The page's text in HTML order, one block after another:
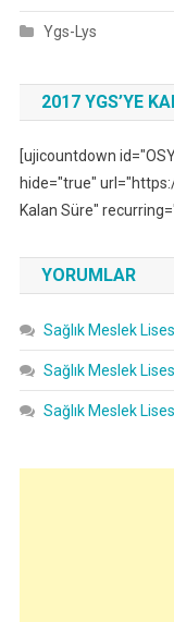
Ygs-Lys
2017 YGS’YE
[ujicountdown
hide="true"
Kalan Süre"
YORUMLAR
Sağlık Meslek
Sağlık Meslek
Sağlık Meslek